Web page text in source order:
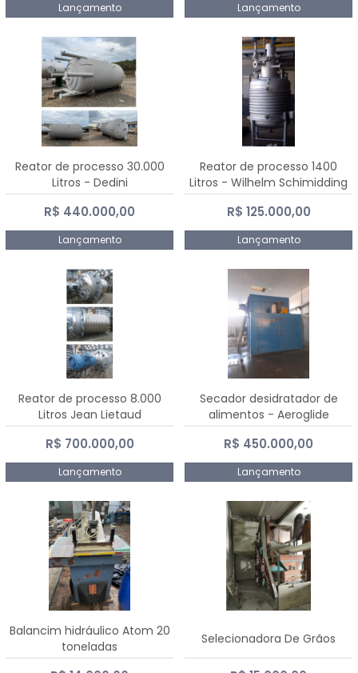
Lançamento Lançamento
Reator de processo 30.000
Litros - Dedini
R$ 440.000,00
Lançamento
Reator de processo 1400
Litros - Wilhelm Schimidding
R$ 125.000,00
Lançamento
Reator de processo 8.000
Litros Jean Lietaud
R$ 700.000,00
Lançamento
Secador desidratador de
alimentos - Aeroglide
R$ 450.000,00
Lançamento
Balancim hidráulico Atom 20
toneladas
Selecionadora De Grãos